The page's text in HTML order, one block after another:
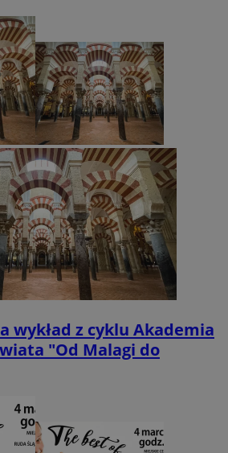
wykład z cyklu Akademia
"Od Malagi do